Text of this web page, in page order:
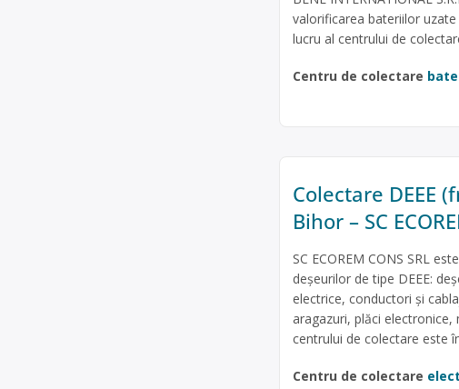
valorificarea bateriilor
lucru al centrului de
Centru de colectare
Colectare DEEE
Bihor – SC
SC ECOREM CONS SRL
deșeurilor de tipe DEEE:
electrice, conductori și
aragazuri, plăci
centrului de colectare este
Centru de colectare